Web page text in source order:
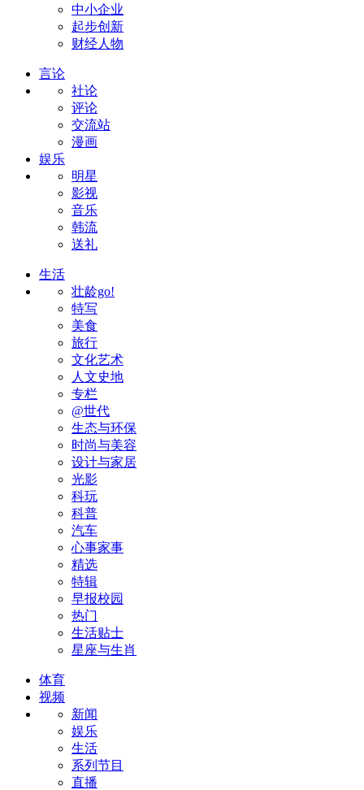
中小企业
起步创新
财经人物
言论
社论
评论
交流站
漫画
娱乐
明星
影视
音乐
韩流
送礼
生活
壮龄go!
特写
美食
旅行
文化艺术
人文史地
专栏
@世代
生态与环保
时尚与美容
设计与家居
光影
科玩
科普
汽车
心事家事
精选
特辑
早报校园
热门
生活贴士
星座与生肖
体育
视频
新闻
娱乐
生活
系列节目
直播